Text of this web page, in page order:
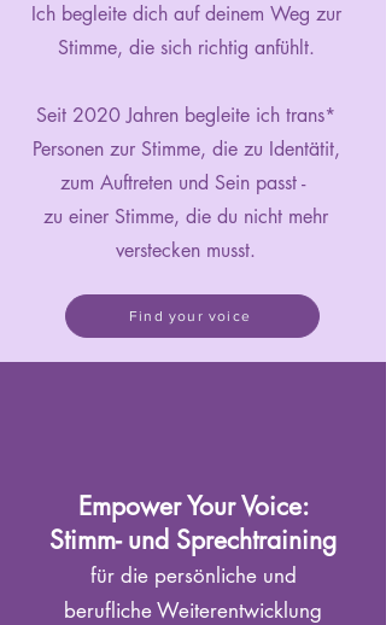
Ich begleite dich auf deinem Weg zur
Stimme, die sich richtig anfühlt.
Seit 2020 Jahren begleite ich trans*
Personen zur Stimme, die zu Identätit,
zum Auftreten und Sein passt -
zu einer Stimme, die du nicht mehr
verstecken musst.
Find your voice
Empower Your Voice:
Stimm- und Sprechtraining
für die persönliche und
berufliche Weiterentwicklung